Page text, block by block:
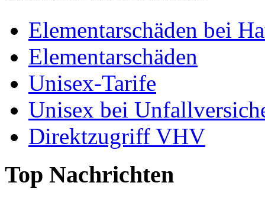
Elementarschäden bei
Elementarschäden
Unisex-Tarife
Unisex bei
Direktzugriff VHV
Top Nachrichten